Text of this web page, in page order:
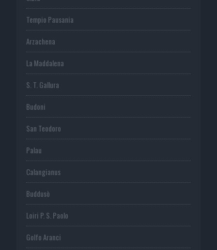
Tempio Pausania
Arzachena
La Maddalena
S. T. Gallura
Budoni
San Teodoro
Palau
Calangianus
Buddusò
Loiri P. S. Paolo
Golfo Aranci